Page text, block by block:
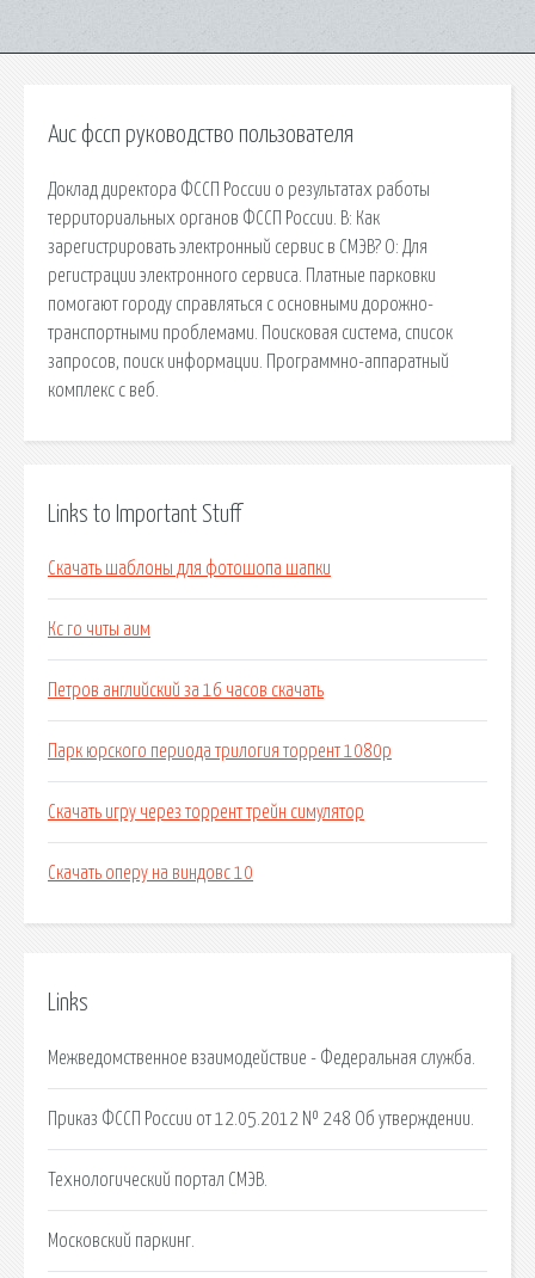
Аис фссп руководство пользователя
Доклад директора ФССП России о результатах работы
территориальных органов ФССП России. В: Как
зарегистрировать электронный сервис в СМЭВ? О: Для
регистрации электронного сервиса. Платные парковки
помогают городу справляться с основными дорожно-
транспортными проблемами. Поисковая сиcтема, список
запросов, поиск информации. Программно-аппаратный
комплекс с веб.
Links to Important Stuff
Скачать шаблоны для фотошопа шапки
Кс го читы аим
Петров английский за 16 часов скачать
Парк юрского периода трилогия торрент 1080p
Скачать игру через торрент трейн симулятор
Скачать оперу на виндовс 10
Links
Межведомственное взаимодействие - Федеральная служба.
Приказ ФССП России от 12.05.2012 № 248 Об утверждении.
Технологический портал СМЭВ.
Московский паркинг.